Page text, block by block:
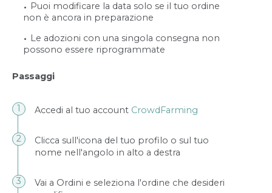
Puoi modificare la data solo se il tuo ordine
non è ancora in preparazione
Le adozioni con una singola consegna non
possono essere riprogrammate
Passaggi
Accedi al tuo account CrowdFarming
Clicca sull'icona del tuo profilo o sul tuo
nome nell'angolo in alto a destra
Vai a Ordini e seleziona l'ordine che desideri